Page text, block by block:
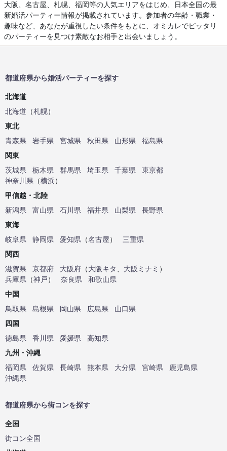
大阪、名古屋、札幌、福岡等の人気エリアをはじめ、日本全国の最
新婚活パーティー情報が掲載されています。参加者の年齢・職業・
趣味など、あなたが重視したい条件をもとに、オミカレでピッタリ
のパーティーを見つけ素敵なお相手と出会いましょう。
都道府県から婚活パーティーを探す
北海道
北海道 （札幌）
東北
青森県
岩手県 宮城県 秋田県 山形県
福島県
関東
茨城県
栃木県 群馬県 埼玉県 千葉県
東京都
神奈川県 （横浜）
甲信越・北陸
新潟県
富山県 石川県 福井県 山梨県
長野県
東海
岐阜県
静岡県 愛知県 （名古屋）
三重県
関西
滋賀県
京都府 大阪府 （大阪キタ 大阪ミナミ ）
兵庫県 （神戸） 奈良県
和歌山県
中国
鳥取県
島根県 岡山県 広島県
山口県
四国
徳島県
香川県 愛媛県
高知県
九州・沖縄
福岡県
佐賀県 長崎県 熊本県 大分県 宮崎県
鹿児島県
沖縄県
都道府県から街コンを探す
全国
街コン全国